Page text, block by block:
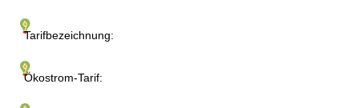
Tarifbezeichnung:
Ökostrom-Tarif: